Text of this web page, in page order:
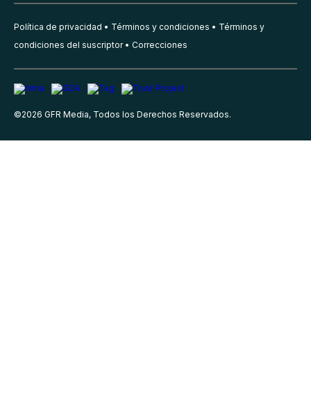
Política de privacidad Términos y condiciones
Términos y
condiciones del suscriptor
Correcciones
©2026 GFR Media, Todos los Derechos Reservados.